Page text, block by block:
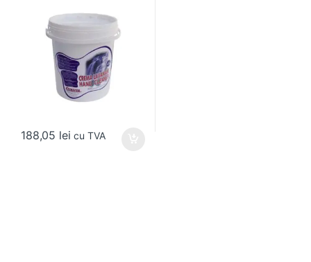
188,05 lei cu TVA